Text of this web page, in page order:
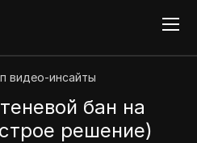
видео-инсайты
бан на
решение)